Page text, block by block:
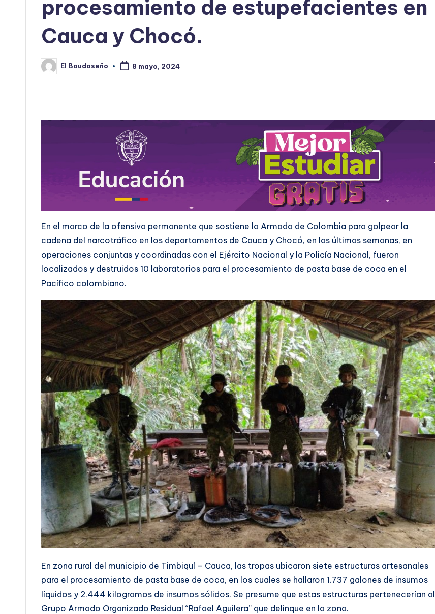
procesamiento de estupefacientes en
Cauca y Chocó.
Publicado
por
El Baudoseño 8 mayo, 2024
En el marco de la ofensiva permanente que sostiene la Armada de Colombia para golpear la
cadena del narcotráfico en los departamentos de Cauca y Chocó, en las últimas semanas, en
operaciones conjuntas y coordinadas con el Ejército Nacional y la Policía Nacional, fueron
localizados y destruidos 10 laboratorios para el procesamiento de pasta base de coca en el
Pacífico colombiano.
En zona rural del municipio de Timbiquí – Cauca, las tropas ubicaron siete estructuras artesanales
para el procesamiento de pasta base de coca, en los cuales se hallaron 1.737 galones de insumos
líquidos y 2.444 kilogramos de insumos sólidos. Se presume que estas estructuras pertenecerían al
Grupo Armado Organizado Residual “Rafael Aguilera” que delinque en la zona.